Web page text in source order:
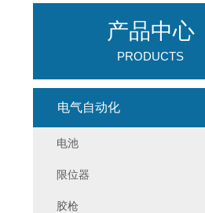
产品中心
PRODUCTS
电气自动化
电池
限位器
胶枪